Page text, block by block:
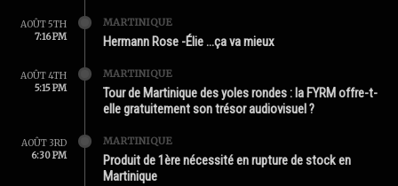
AOÛT 5TH
7:16 PM
MARTINIQUE
Hermann Rose -Élie …ça va mieux
AOÛT 4TH
5:15 PM
MARTINIQUE
Tour de Martinique des yoles rondes : la FYRM offre-t-
elle gratuitement son trésor audiovisuel ?
AOÛT 3RD
6:30 PM
MARTINIQUE
Produit de 1ère nécessité en rupture de stock en
Martinique